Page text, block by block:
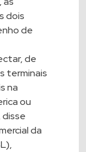
dois
de
de
terminais
na
ou
disse
da